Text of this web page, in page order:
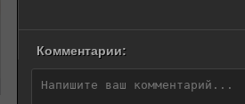
Комментарии: